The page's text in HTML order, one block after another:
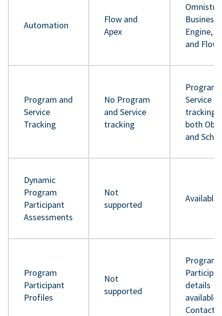
Automation
Flow and
Apex
Business
Engine,
and Flow
Program and
Service
Tracking
No Program
and Service
tracking
Program
Service
tracking
both
and
Dynamic
Program
Participant
Assessments
Not
supported
Available
Program
Participant
Profiles
Not
supported
Program
details
available
Contact